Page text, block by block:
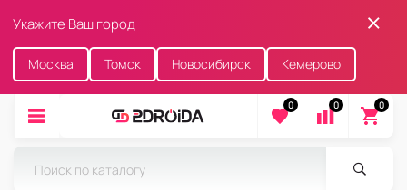
Укажите Ваш город
Москва Томск Новосибирск Кемерово
0 0 0